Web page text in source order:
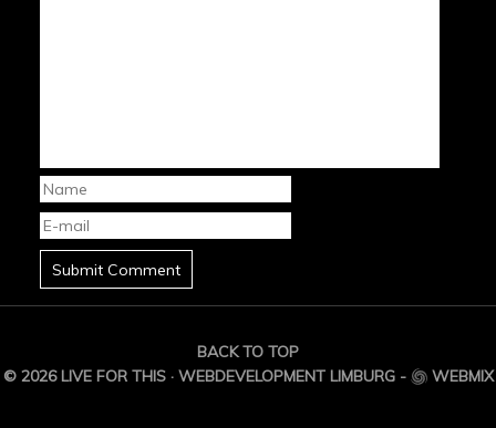
BACK TO TOP
© 2026 LIVE FOR THIS · WEBDEVELOPMENT LIMBURG- WEBMIX